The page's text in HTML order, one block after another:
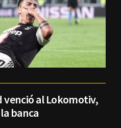
venció al Lokomotiv,
banca